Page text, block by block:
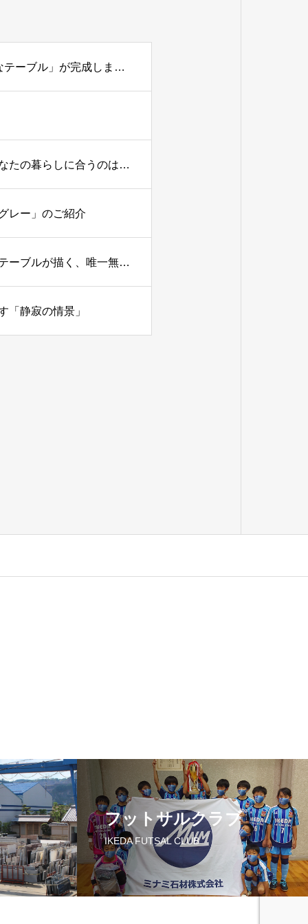
【新提案】天然大理石×レジンの融合。唯一無二の「アートなテーブル」が完成しました。
【後悔しない天然石テーブルの選び方】大理石と御影石、あなたの暮らしに合うのはどっち？
レー」のご紹介
悠久の時を閉じ込めて―「珪化木（けいかぼく）」のレジンテーブルが描く、唯一無二の空間
「静寂の情景」
フットサルクラブ
IKEDA FUTSAL CLUB